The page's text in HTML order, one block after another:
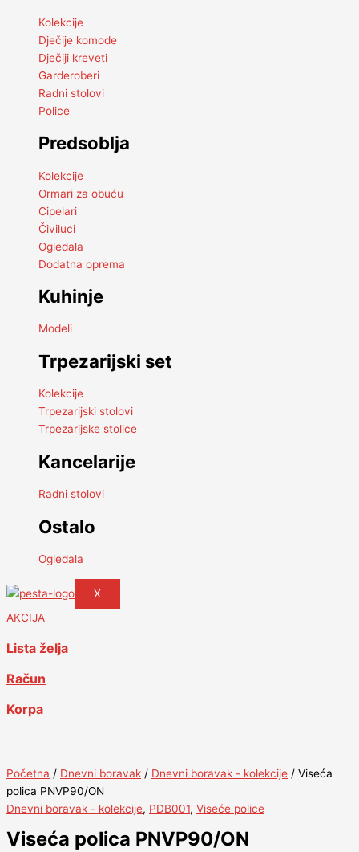
Kolekcije
Dječije komode
Dječiji kreveti
Garderoberi
Radni stolovi
Police
Predsoblja
Kolekcije
Ormari za obuću
Cipelari
Čiviluci
Ogledala
Dodatna oprema
Kuhinje
Modeli
Trpezarijski set
Kolekcije
Trpezarijski stolovi
Trpezarijske stolice
Kancelarije
Radni stolovi
Ostalo
Ogledala
X
AKCIJA
Lista želja
Račun
Korpa
Početna / Dnevni boravak / Dnevni boravak - kolekcije / Viseća
polica PNVP90/ON
Dnevni boravak - kolekcije, PDB001, Viseće police
Viseća polica PNVP90/ON